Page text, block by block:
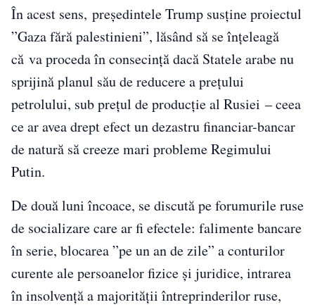
În acest sens, președintele Trump susține proiectul
”Gaza fără palestinieni”, lăsând să se înțeleagă
că va proceda în consecință dacă Statele arabe nu
sprijină planul său de reducere a prețului
petrolului, sub prețul de producție al Rusiei – ceea
ce ar avea drept efect un dezastru financiar-bancar
de natură să creeze mari probleme Regimului
Putin.
De două luni încoace, se discută pe forumurile ruse
de socializare care ar fi efectele: falimente bancare
în serie, blocarea ”pe un an de zile” a conturilor
curente ale persoanelor fizice și juridice, intrarea
în insolvență a majorității întreprinderilor ruse,